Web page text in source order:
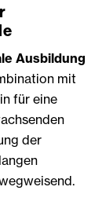
Ausbildung
mit
für eine
der